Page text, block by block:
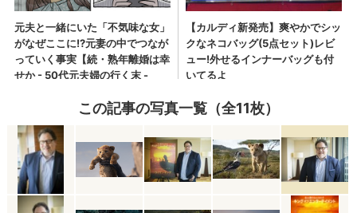
この記事の写真一覧（全11枚）